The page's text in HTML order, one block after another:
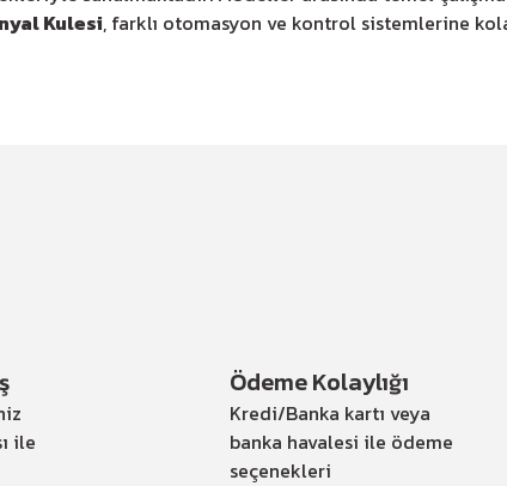
Kulesi, farklı otomasyon ve kontrol sistemlerine
ile
Ödeme Kolaylığı
Kredi/Banka kartı veya
banka havalesi ile ödeme
seçenekleri